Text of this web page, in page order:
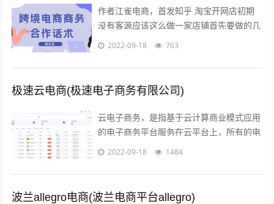
作者江雀电商，首发知乎 淘宝开网店初期
没有客源应该这么做一家店铺首先要做的几
点第一步产品上架 第二步店铺装修 第三步
2022-09-18 763
极速云电商(极速电子商务有限公司)
云电子商务，是指基于云计算商业模式应用
的电子商务平台服务在云平台上，所有的电
子商务供应商，代理商，策划服务商，制作
2022-09-18 1484
波兰allegro电商(波兰电商平台allegro)